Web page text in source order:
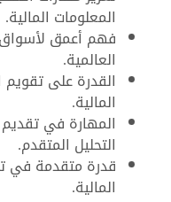
المعلومات المالية.
فهم أعمق لأسواق
العالمية.
القدرة على تقويم
المالية.
المهارة في تقديم
التحليل المتقدم.
قدرة متقدمة في
المالية.